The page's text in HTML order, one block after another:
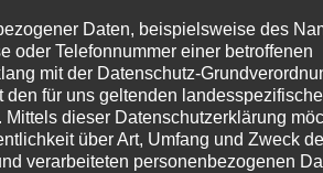
Daten, beispielsweise des
oder Telefonnummer einer betroffenen
mit der Datenschutz-
den für uns geltenden
dieser Datenschutzerklärung
über Art, Umfang und Zweck
verarbeiteten personenbezogenen